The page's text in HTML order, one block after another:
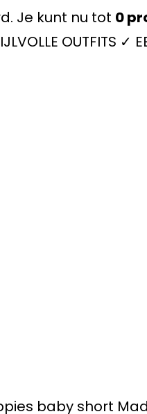
Je kunt nu tot 0
OUTFITS ✓
baby short